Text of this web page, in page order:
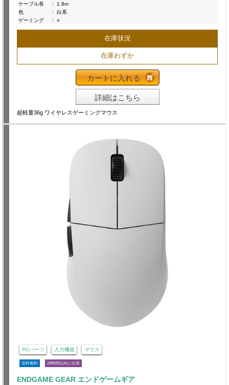
ケーブル長
:
1.8m
色
:
白系
ゲーミング
: ○
在庫状況
在庫わずか
カートに入れる
詳細はこちら
超軽量36g ワイヤレスゲーミングマウス
PCパーツ 入力機器 マウス
送料無料 24時間以内に出荷
ENDGAME GEAR エンドゲームギア